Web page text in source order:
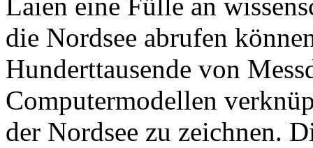
Laien eine Fülle an
die Nordsee abrufen
Hunderttausende von
Computermodellen
der Nordsee zu zeichnen.